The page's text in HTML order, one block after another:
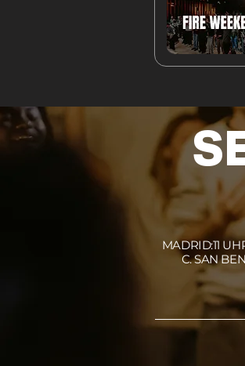
MADRID:11
C. SAN